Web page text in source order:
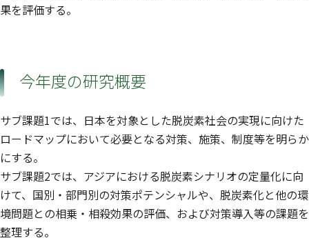
果を評価する。
今年度の研究概要
サブ課題1では、日本を対象とした脱炭素社会の実現に向けた
ロードマップにおいて必要となる対策、施策、制度等を明らか
にする。
サブ課題2では、アジアにおける脱炭素シナリオの定量化に向
けて、国別・部門別の対策ポテンシャルや、脱炭素化と他の環
境問題との相乗・相殺効果の評価、および対策導入等の課題を
整理する。